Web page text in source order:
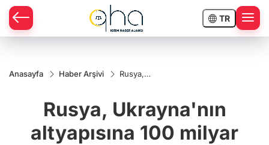
TR
Anasayfa Haber Arşivi
Rusya,
100 milyar
dolarlık
zarar verdi
Rusya, Ukrayna'nın
altyapısına 100 milyar